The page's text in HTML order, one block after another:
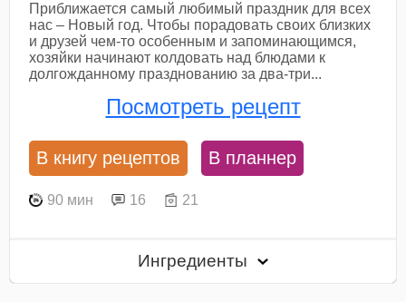
Приближается самый любимый праздник для всех
нас – Новый год. Чтобы порадовать своих близких
и друзей чем-то особенным и запоминающимся,
хозяйки начинают колдовать над блюдами к
долгожданному празднованию за два-три...
Посмотреть рецепт
В книгу рецептов В планнер
90 мин 16 21
Ингредиенты